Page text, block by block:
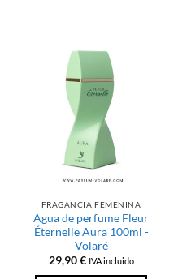
FRAGANCIA FEMENINA
Agua de perfume Fleur
Éternelle Aura 100ml -
Volaré
29,90€ IVA incluido